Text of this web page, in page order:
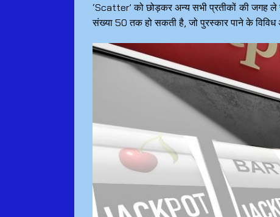
‘Scatter’ को छोड़कर अन्य सभी प्रतीकों की जगह
संख्या 50 तक हो सकती है, जो पुरस्कार पाने के